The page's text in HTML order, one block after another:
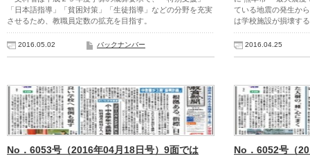
「日本語指導」「貧困対策」「生徒指導」などの分野を充実
させるため、教職員定数の拡充を目指す。
2016.05.02 バックナンバー
ている地震の発生か
は学校施設が損壊す
2016.04.25
No．6053号（2016年04月18日号）9面では
No．6052号（